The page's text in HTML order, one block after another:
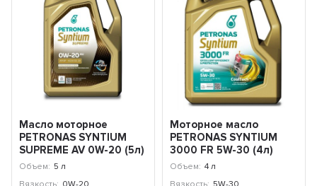
Масло моторное
PETRONAS SYNTIUM
SUPREME AV 0W-20 (5л)
71223M12EU
Объем: 5 л
Моторное масло
PETRONAS SYNTIUM
3000 FR 5W-30 (4л)
Ford, Renault /
Объем: 4 л